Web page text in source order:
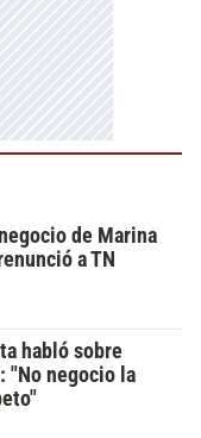
de Marina
a TN
habló sobre
"No negocio la